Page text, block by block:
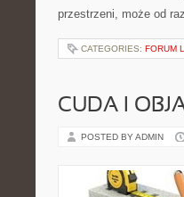
przestrzeni, może od
CATEGORIES: FORUM
CUDA I
POSTED BY ADMIN